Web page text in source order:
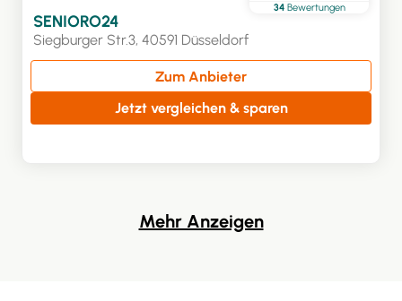
34 Bewertungen
SENIORO24
Siegburger Str.3, 40591 Düsseldorf
Zum Anbieter
Jetzt vergleichen & sparen
Mehr Anzeigen